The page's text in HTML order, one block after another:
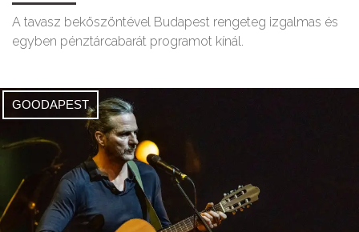
A tavasz beköszöntével Budapest rengeteg izgalmas és
egyben pénztárcabarát programot kínál.
GOODAPEST